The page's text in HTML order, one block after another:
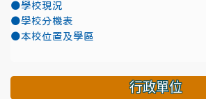
●學校現況
●學校分機表
●本校位置及學區
行政單位